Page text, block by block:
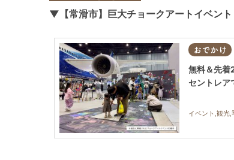
▼【常滑市】巨大チョークアートイベント
おでかけ
無料＆先着
セントレ
イベント,観光,